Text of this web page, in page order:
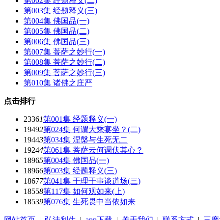
第003集 经题释义(三)
第004集 佛国品(一)
第005集 佛国品(二)
第006集 佛国品(三)
第007集 菩萨之妙行(一)
第008集 菩萨之妙行(二)
第009集 菩萨之妙行(三)
第010集 诸佛之庄严
点击排行
23361第001集 经题释义(一)
19492第024集 何谓大乘宴坐？(二)
19443第034集 涅槃与生死无二
19244第061集 菩萨云何调伏其心？
18965第004集 佛国品(一)
18966第003集 经题释义(三)
18677第041集 于理于事谈道场(三)
18558第117集 如何观如来(上)
18539第076集 生死畏中当依如来